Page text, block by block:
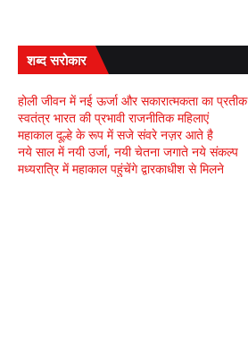
शब्द सरोकार
होली जीवन में नई ऊर्जा और सकारात्मकता का प्रतीक
स्वतंत्र भारत की प्रभावी राजनीतिक महिलाएं
महाकाल दूल्हे के रूप में सजे संवरे नज़र आते है
नये साल में नयी उर्जा, नयी चेतना जगाते नये संकल्प
मध्यरात्रि में महाकाल पहुंचेंगे द्वारकाधीश से मिलने